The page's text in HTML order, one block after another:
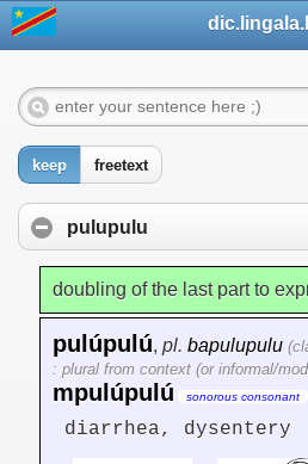
keep freetext
pulupulu
doubling of the last part to
pulúpulú, pl. bapulupulu
: plural from context (or informal/
mpulúpulú sonorous consonant
diarrhea, dysentery